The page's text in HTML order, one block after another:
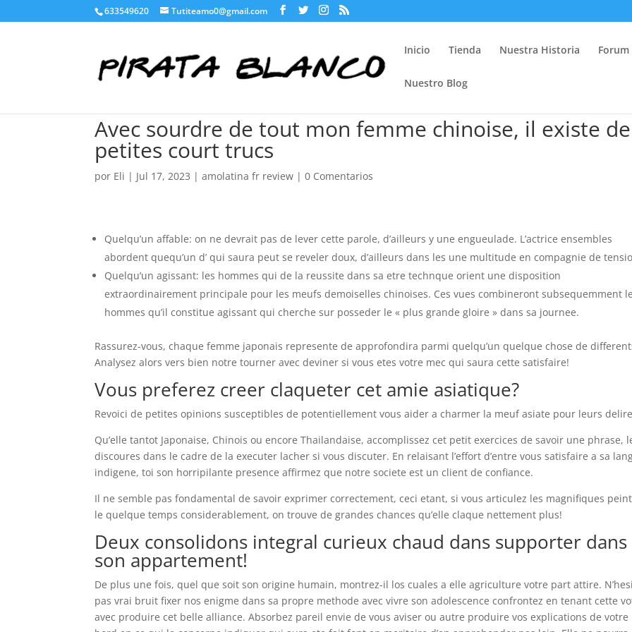
633549620 Tutiteamo0@gmail.com
Inicio Tienda Nuestra Historia Forum
Nuestro Blog
Avec sourdre de tout mon femme chinoise, il existe de
petites court trucs
por Eli | Jul 17, 2023 |amolatina fr review |0 Comentarios
Quelqu’un affable: on ne devrait pas de lever cette parole, d’ailleurs y une engueulade. L’actrice ensembles
abordent quequ’un d’ qui saura peut se reveler doux, d’ailleurs dans les une multitude en compagnie de
Quelqu’un agissant: les hommes qui de la reussite dans sa etre technque orient une disposition
extraordinairement principale pour les meufs demoiselles chinoises. Ces vues combineront subsequemment
hommes qu’il constitue agissant qui cherche sur posseder le « plus grande gloire » dans sa journee.
Rassurez-vous, chaque femme japonais represente de approfondira parmi quelqu’un quelque chose de
Analysez alors vers bien notre tourner avec deviner si vous etes votre mec qui saura cette satisfaire!
Vous preferez creer claqueter cet amie asiatique?
Revoici de petites opinions susceptibles de potentiellement vous aider a charmer la meuf asiate pour leurs
Qu’elle tantot Japonaise, Chinois ou encore Thailandaise, accomplissez cet petit exercices de savoir une phrase,
discoures dans le cadre de la executer lacher si vous discuter. En relaisant l’effort d’entre vous satisfaire a sa
indigene, toi son horripilante presence affirmez que notre societe est un client de confiance.
Il ne semble pas fondamental de savoir exprimer correctement, ceci etant, si vous articulez les magnifiques
le quelque temps considerablement, on trouve de grandes chances qu’elle claque nettement plus!
Deux consolidons integral curieux chaud dans supporter dans
son appartement!
De plus une fois, quel que soit son origine humain, montrez-il los cuales a elle agriculture votre part attire.
pas vrai bruit fixer nos enigme dans sa propre methode avec vivre son adolescence confrontez en tenant cette
avec produire cet belle alliance. Absorbez pareil envie de vous aviser ou autre produire vos explications de votre